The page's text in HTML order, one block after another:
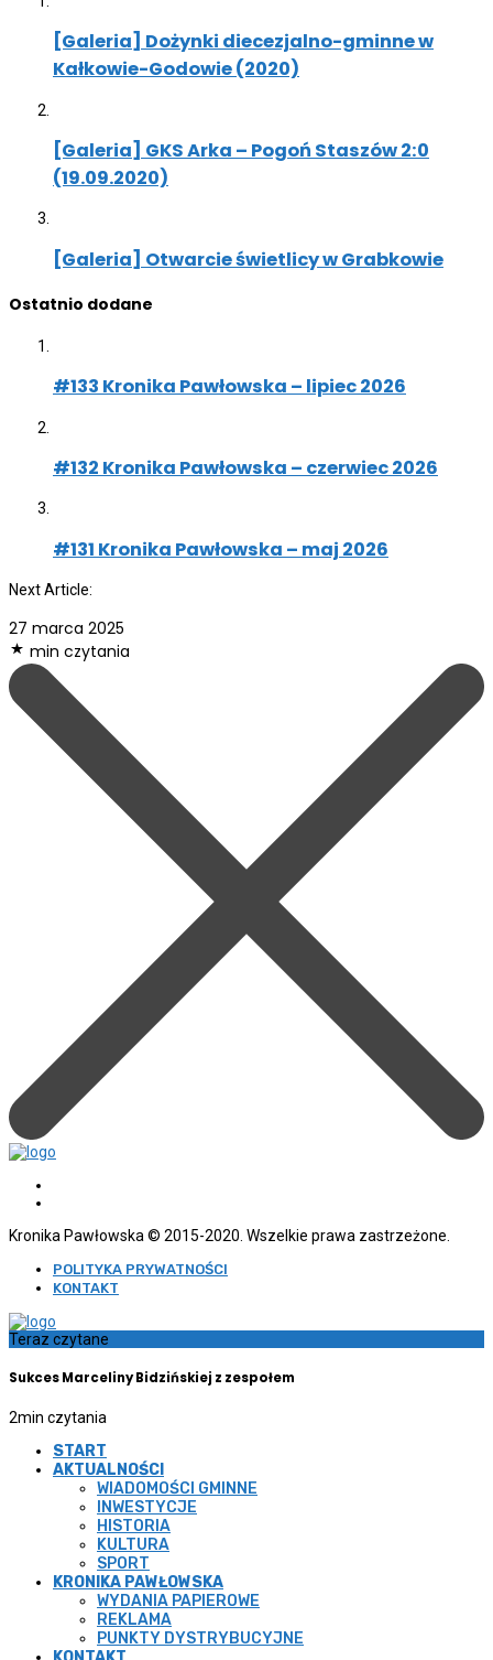
[Galeria] Dożynki diecezjalno-gminne w
Kałkowie-Godowie (2020)
[Galeria] GKS Arka – Pogoń Staszów 2:0
(19.09.2020)
[Galeria] Otwarcie świetlicy w Grabkowie
Ostatnio dodane
#133 Kronika Pawłowska – lipiec 2026
#132 Kronika Pawłowska – czerwiec 2026
#131 Kronika Pawłowska – maj 2026
Next Article:
27 marca 2025
min czytania
Kronika Pawłowska © 2015-2020. Wszelkie prawa zastrzeżone.
POLITYKA PRYWATNOŚCI
KONTAKT
Teraz czytane
Sukces Marceliny Bidzińskiej z zespołem
2min czytania
START
AKTUALNOŚCI
WIADOMOŚCI GMINNE
INWESTYCJE
HISTORIA
KULTURA
SPORT
KRONIKA PAWŁOWSKA
WYDANIA PAPIEROWE
REKLAMA
PUNKTY DYSTRYBUCYJNE